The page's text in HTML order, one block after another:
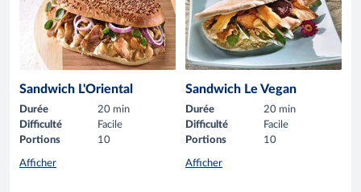
Sandwich L'Oriental
Durée
20 min
Difficulté
Facile
Portions
10
Afficher
Sandwich Le Vegan
Durée
20 min
Difficulté
Facile
Portions
10
Afficher